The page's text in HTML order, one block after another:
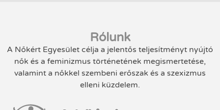
Rólunk
A Nőkért Egyesület célja a jelentős teljesítményt nyújtó
nők és a feminizmus történetének megismertetése,
valamint a nőkkel szembeni erőszak és a szexizmus
elleni küzdelem.